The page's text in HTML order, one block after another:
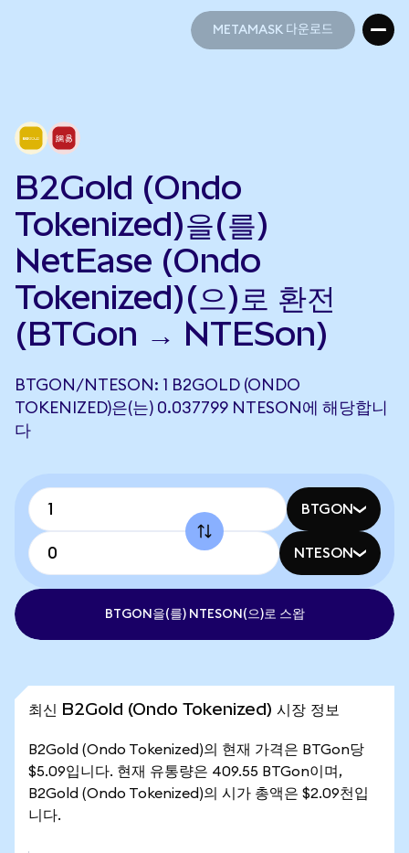
METAMASK 다운로드
B2Gold (Ondo
Tokenized)을(를)
NetEase (Ondo
Tokenized)(으)로 환전
(BTGon → NTESon)
BTGON/NTESON: 1 B2GOLD (ONDO
TOKENIZED)은(는) 0.037799 NTESON에 해당합니
다
BTGON
NTESON
BTGON을(를) NTESON(으)로 스왑
최신 B2Gold (Ondo Tokenized) 시장 정보
B2Gold (Ondo Tokenized)의 현재 가격은 BTGon당
$5.09입니다. 현재 유통량은 409.55 BTGon이며,
B2Gold (Ondo Tokenized)의 시가 총액은 $2.09천입
니다.